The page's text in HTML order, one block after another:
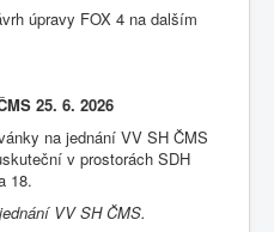
úpravy FOX 4 na dalším
25. 6. 2026
na jednání VV SH ČMS
v prostorách SDH
18.
VV SH ČMS.